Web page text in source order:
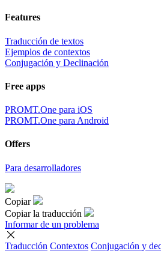
Features
Traducción de textos
Ejemplos de contextos
Conjugación y Declinación
Free apps
PROMT.One para iOS
PROMT.One para Android
Offers
Para desarrolladores
Copiar
Copiar la traducción
Informar de un problema
Traducción Contextos Conjugación y